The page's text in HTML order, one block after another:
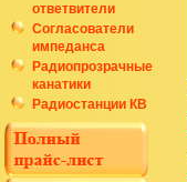
ответвители
Согласователи
импеданса
Радиопрозрачные
канатики
Радиостанции КВ